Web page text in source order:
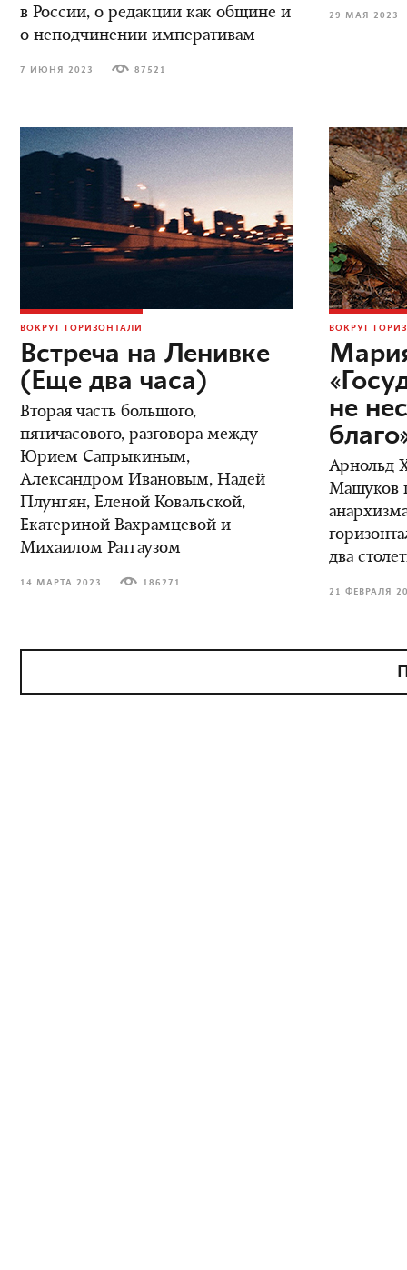
в России, о редакции как общине и
о неподчинении императивам
7 ИЮНЯ 2023 87521
29 МАЯ 2023
ВОКРУГ ГОРИЗОНТАЛИ
Встреча на Ленивке
(Еще два часа)
Вторая часть большого,
пятичасового, разговора между
Юрием Сапрыкиным,
Александром Ивановым, Надей
Плунгян, Еленой Ковальской,
Екатериной Вахрамцевой и
Михаилом Ратгаузом
14 МАРТА 2023 186271
ВОКРУГ
не
Арнольд
Машуков
два
21 ФЕВРАЛЯ